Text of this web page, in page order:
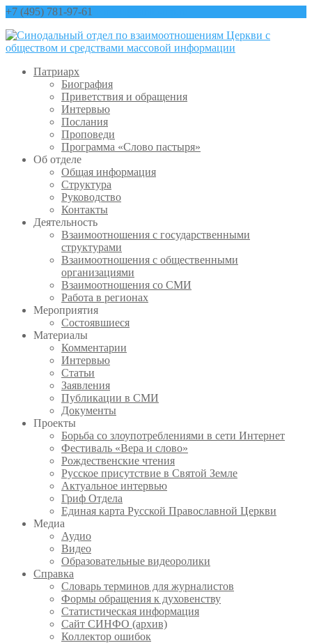
+7 (495) 781-97-61
Патриарх
Биография
Приветствия и обращения
Интервью
Послания
Проповеди
Программа «Слово пастыря»
Об отделе
Общая информация
Структура
Руководство
Контакты
Деятельность
Взаимоотношения с государственными
структурами
Взаимоотношения с общественными
организациями
Взаимоотношения со СМИ
Работа в регионах
Мероприятия
Состоявшиеся
Материалы
Комментарии
Интервью
Статьи
Заявления
Публикации в СМИ
Документы
Проекты
Борьба со злоупотреблениями в сети Интернет
Фестиваль «Вера и слово»
Рождественские чтения
Русское присутствие в Святой Земле
Актуальное интервью
Гриф Отдела
Единая карта Русской Православной Церкви
Медиа
Аудио
Видео
Образовательные видеоролики
Справка
Словарь терминов для журналистов
Формы обращения к духовенству
Статистическая информация
Сайт СИНФО (архив)
Коллектор ошибок